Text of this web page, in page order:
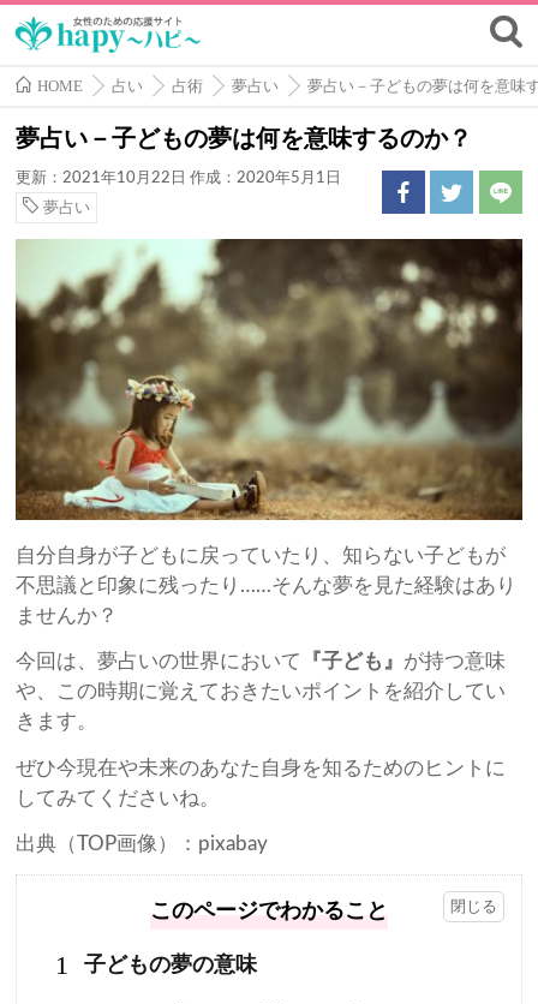
HOME 占い 占術 夢占い 夢占い－子どもの夢は何を意味
夢占い－子どもの夢は何を意味するのか？
更新：2021年10月22日 作成：2020年5月1日
夢占い
自分自身が子どもに戻っていたり、知らない子どもが
不思議と印象に残ったり……そんな夢を見た経験はあり
ませんか？
今回は、夢占いの世界において 『子ども』 が持つ意味
や、この時期に覚えておきたいポイントを紹介してい
きます。
ぜひ今現在や未来のあなた自身を知るためのヒントに
してみてくださいね。
出典（TOP画像）：pixabay
このページでわかること
1 子どもの夢の意味